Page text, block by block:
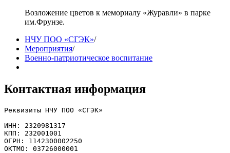
Возложение цветов к мемориалу «Журавли» в парке
им.Фрунзе.
НЧУ ПОО «СГЭК»/
Мероприятия/
Военно-патриотическое воспитание
Контактная информация
Реквизиты НЧУ ПОО «СГЭК»
ИНН: 2320981317
КПП: 232001001
ОГРН: 1142300002250
ОКТМО: 03726000001